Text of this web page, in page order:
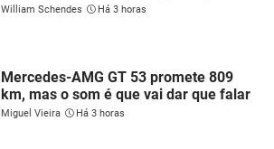
William Schendes Há 3 horas
Mercedes-AMG GT 53 promete 809
km, mas o som é que vai dar que falar
Miguel Vieira Há 3 horas